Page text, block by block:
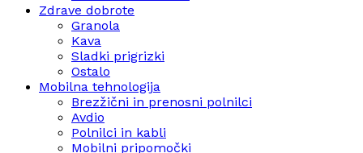
Zdrave dobrote
Granola
Kava
Sladki prigrizki
Ostalo
Mobilna tehnologija
Brezžični in prenosni polnilci
Avdio
Polnilci in kabli
Mobilni pripomočki